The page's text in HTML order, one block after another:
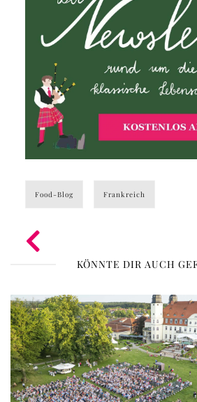
Food-Blog Frankreich
KÖNNTE DIR AUCH